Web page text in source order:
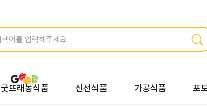
굿뜨래농식품 신선식품 가공식품 포